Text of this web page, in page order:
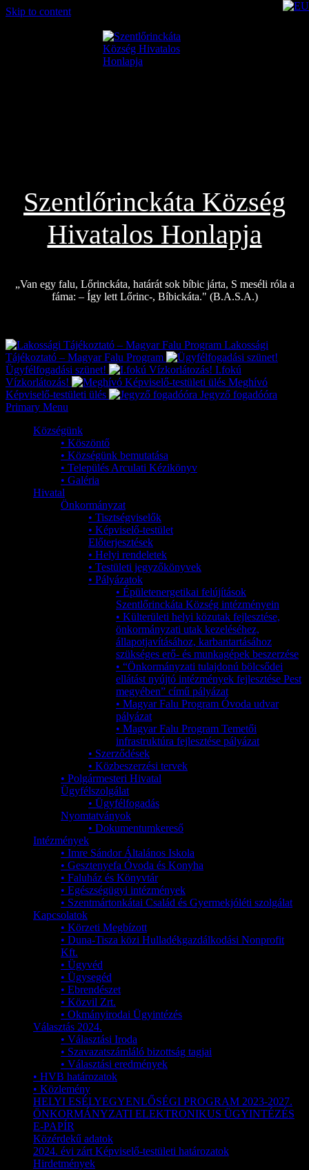
Skip to content
Szentlőrinckáta Község
Hivatalos Honlapja
„Van egy falu, Lőrinckáta, határát sok bíbic járta, S meséli róla a
fáma: – Így lett Lőrinc-, Bíbickáta." (B.A.S.A.)
Lakossági
Tájékoztató – Magyar Falu Program
Ügyfélfogadási szünet!
I.fokú
Vízkorlátozás!
Meghívó
Képviselő-testületi ülés
Jegyző fogadóóra
Primary Menu
Községünk
• Köszöntő
• Községünk bemutatása
• Település Arculati Kézikönyv
• Galéria
Hivatal
Önkormányzat
• Tisztségviselők
• Képviselő-testület
Előterjesztések
• Helyi rendeletek
• Testületi jegyzőkönyvek
• Pályázatok
• Épületenergetikai felújítások
Szentlőrinckáta Község intézményein
• Külterületi helyi közutak fejlesztése,
önkormányzati utak kezeléséhez,
állapotjavításához, karbantartásához
szükséges erő- és munkagépek beszerzése
• “Önkormányzati tulajdonú bölcsődei
ellátást nyújtó intézmények fejlesztése Pest
megyében” című pályázat
• Magyar Falu Program Óvoda udvar
pályázat
• Magyar Falu Program Temetői
infrastruktúra fejlesztése pályázat
• Szerződések
• Közbeszerzési tervek
• Polgármesteri Hivatal
Ügyfélszolgálat
• Ügyfélfogadás
Nyomtatványok
• Dokumentumkereső
Intézmények
• Imre Sándor Általános Iskola
• Gesztenyefa Óvoda és Konyha
• Faluház és Könyvtár
• Egészségügyi intézmények
• Szentmártonkátai Család és Gyermekjóléti szolgálat
Kapcsolatok
• Körzeti Megbízott
• Duna-Tisza közi Hulladékgazdálkodási Nonprofit
Kft.
• Ügyvéd
• Ügysegéd
• Ebrendészet
• Közvil Zrt.
• Okmányirodai Ügyintézés
Választás 2024.
• Választási Iroda
• Szavazatszámláló bizottság tagjai
• Választási eredmények
• HVB határozatok
• Közlemény
HELYI ESÉLYEGYENLŐSÉGI PROGRAM 2023-2027.
ÖNKORMÁNYZATI ELEKTRONIKUS ÜGYINTÉZÉS
E-PAPÍR
Közérdekű adatok
2024. évi zárt Képviselő-testületi határozatok
Hirdetmények